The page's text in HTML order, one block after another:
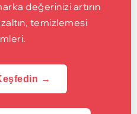
değerinizi artırın
temizlemesi
→